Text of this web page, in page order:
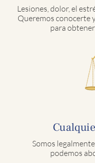
Lesiones, dolor, el
Queremos conocerte
para
Somos
podemos